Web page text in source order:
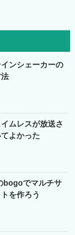
ンシェーカーの
ムレスが放送さ
よかった
bogoでマルチサ
を作ろう